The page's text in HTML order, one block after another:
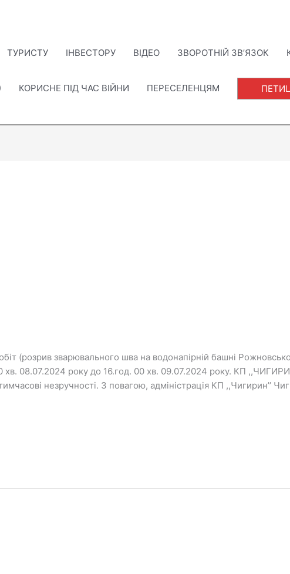
ТУРИСТУ ІНВЕСТОРУ ВІДЕО ЗВОРОТНІЙ ЗВ’ЯЗОК
КОРИСНЕ ПІД ЧАС ВІЙНИ ПЕРЕСЕЛЕНЦЯМ
(розрив зварювального шва на водонапірній башні
08.07.2024 року до 16.год. 00 хв. 09.07.2024 року. КП
незручності. З повагою, адміністрація КП ,,Чигирин’’